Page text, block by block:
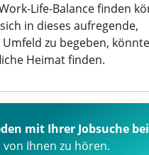
Life-Balance finden
in dieses aufregende,
zu begeben,
Heimat finden.
mit Ihrer Jobsuche
Ihnen zu hören.